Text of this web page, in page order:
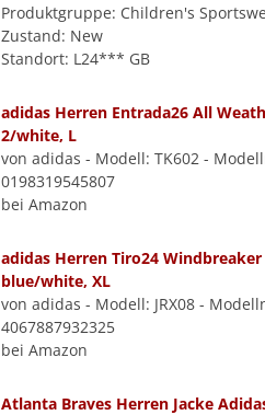
Produktgruppe: Children's
Zustand: New
Standort: L24*** GB
adidas Herren Entrada26 All
2/white, L
von adidas - Modell: TK602 -
0198319545807
bei Amazon
adidas Herren Tiro24
blue/white, XL
von adidas - Modell: JRX08 -
4067887932325
bei Amazon
Atlanta Braves Herren Jacke